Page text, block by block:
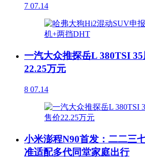
7 07.14
一汽大众推探岳L 380TSI
22.25万元
8 07.14
小米澎程N90首发：二二三
准适配多代同堂家庭出行